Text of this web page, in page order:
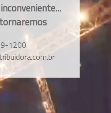
1200